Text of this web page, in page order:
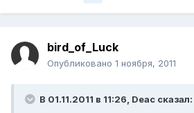
bird_of_Luck
Опубликовано 1 ноября, 2011
В 01.11.2011 в 11:26, Deac сказал: